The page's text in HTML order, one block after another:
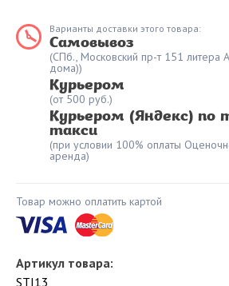
Варианты доставки этого товара:
Самовывоз
(СПб., Московский пр-т 151 литера
дома))
Курьером
(от 500 руб.)
Курьером (Яндекс) по
такси
(при условии 100% оплаты
аренда)
Товар можно оплатить картой
Артикул товара:
STI13